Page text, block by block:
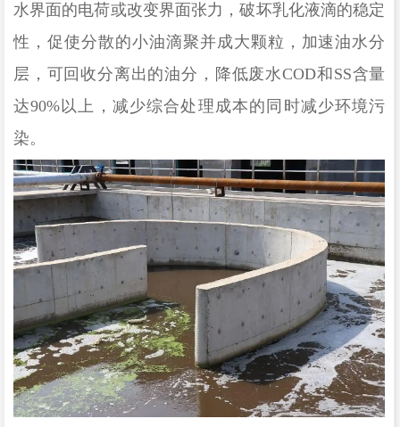
水界面的电荷或改变界面张力，破坏乳化液滴的稳定
性 ， 促使分散的小油滴聚并成大颗粒，加速油水分
层 ， 可回收分离出的油分，降低废水COD和SS含量
达90%以上，减少综合处理成本的同时减少环境污
染。